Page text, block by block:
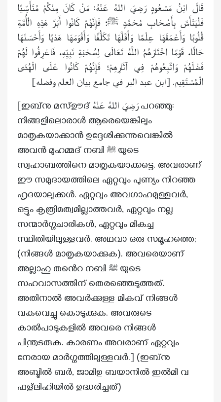
قَالَ ابْنُ مَسْعُودٍ رَضِيَ اللهُ عَنْهُ: مَنْ كَانَ مِنْكُمْ مُتَأَسِّيًا
فَلْيَتَأَسَّ بِأَصْحَابِ مُحَمَّدٍ ﷺ؛ فَإِنَّهُمْ كَانُوا أَبَرَّ هَذِهِ الْأُمَّةِ
قُلُوبًا وَأَعْمَقَهَا عِلْمًا وَأَقَلَّهَا تَكَلُّفًا وَأَقْوَمَهَا هَدْيًا وَأَحْسَنَهَا
حَالًا، قَوْمًا اخْتَارَهُمُ اللَّهُ تَعَالَى لِصُحْبَةِ نَبِيِّهِ، فَاعْرِفُوا لَهُمْ
فَضْلَهُمْ وَاتَّبِعُوهُمْ فِي آثَارِهِمْ؛ فَإِنَّهُمْ كَانُوا عَلَى الْهُدَى
الْمُسْتَقِيم. [ابن عبد البر في جامع بيان العلم وفضله]
[ഇബ്‌നു മസ്ഊദ് رَضِيَ اللهُ عَنْهُ പറഞ്ഞു:
നിങ്ങളിലൊരാൾ ആരെയെങ്കിലും
മാതൃകയാക്കാൻ ഉദ്ദേശിക്കുന്നുവെങ്കിൽ
അവൻ മുഹമ്മദ് നബി
യുടെ
സ്വഹാബത്തിനെ മാതൃകയാക്കട്ടെ. അവരാണ്
ഈ സമുദായത്തിലെ ഏറ്റവും പുണ്യം നിറഞ്ഞ
ഹൃദയാലുക്കൾ. ഏറ്റവും അവഗാഹമുള്ളവർ,
ഒട്ടും കൃത്രിമത്വമില്ലാത്തവർ, ഏറ്റവും നല്ല
സന്മാർഗ്ഗചാരികൾ, ഏറ്റവും മികച്ച
സ്ഥിതിയിലുള്ളവർ. അഥവാ ഒരു സമൂഹത്തെ;
(നിങ്ങൾ മാതൃകയാക്കുക). അവരെയാണ്
അല്ലാഹു തൻെറ നബി
യുടെ
സഹവാസത്തിന് തെരഞ്ഞെടുത്തത്.
അതിനാൽ അവർക്കുള്ള മികവ് നിങ്ങൾ
വകവെച്ചു കൊടുക്കുക. അവരുടെ
കാൽപാടുകളിൽ അവരെ നിങ്ങൾ
പിന്തുടരുക. കാരണം അവരാണ് ഏറ്റവും
നേരായ മാർഗ്ഗത്തിലുള്ളവർ.] (ഇബ്‌നു
അബ്ദിൽ ബർ, ജാമിഉ ബയാനിൽ ഇൽമി വ
ഫള്‌ലിഹിയിൽ ഉദ്ധരിച്ചത്)